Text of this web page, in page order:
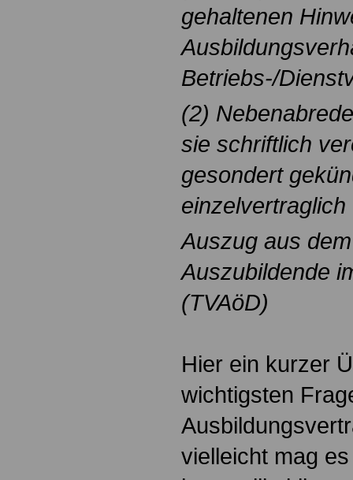
gehaltenen
Betriebs-/
(2)
sie schriftlich
gesondert
Auszug aus
Auszubildende
(TVAöD)
Hier ein kurzer
wichtigsten
vielleicht mag